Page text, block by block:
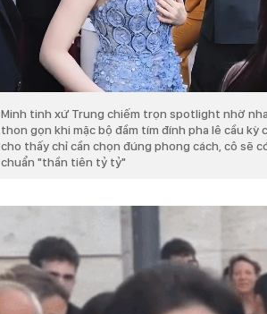
Minh tinh xứ Trung chiếm trọn spotlight nhờ
thon gọn khi mặc bộ đầm tím đính pha lê cầu kỳ
cho thấy chỉ cần chọn đúng phong cách, cô sẽ
chuẩn "thần tiên tỷ tỷ"